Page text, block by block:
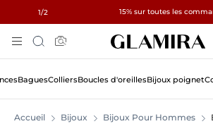
1/2 15% sur toutes les
✓ Retours sous 60 jours ✓
Au
Contenu
Rechercher
BaguesColliersBoucles d'oreillesBijoux poignet
Accueil Bijoux Bijoux Pour Hommes